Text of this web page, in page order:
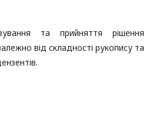
та прийняття рішення
від складності рукопису та